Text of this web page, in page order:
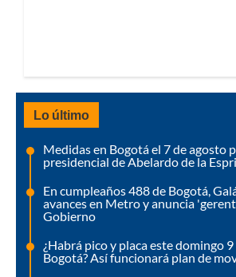
Lo último
Medidas en Bogotá el 7 de agosto
presidencial de Abelardo de la
En cumpleaños 488 de Bogotá,
avances en Metro y anuncia
Gobierno
¿Habrá pico y placa este domingo
Bogotá? Así funcionará plan de